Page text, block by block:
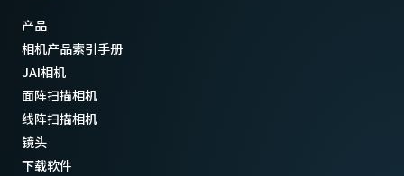
产品
相机产品索引手册
JAI相机
面阵扫描相机
线阵扫描相机
镜头
下载软件